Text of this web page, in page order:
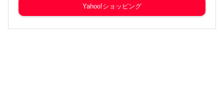
Yahoo!ショッピング